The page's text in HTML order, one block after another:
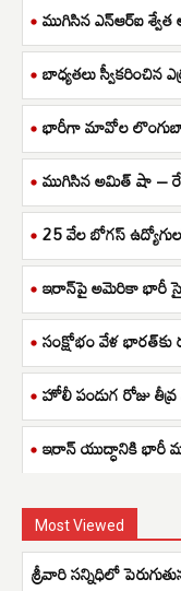
ముగిసిన ఎన్ఆర్ఐ శ్వేత
బాధ్యతలు స్వీకరించిన
భారీగా మావోల
ముగిసిన అమిత్ షా –
25 వేల బోగస్
ఇరాన్‌పై అమెరికా భారీ
సంక్షోభం వేళ
హోలీ పండుగ రోజు
ఇరాన్ యుద్ధానికి భారీ
Most Viewed
శ్రీవారి సన్నిధిలో